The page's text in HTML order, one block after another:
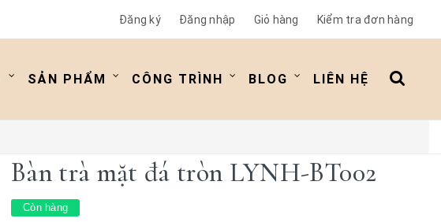
Đăng ký Đăng nhập Giỏ hàng Kiểm tra đơn hàng
SẢN PHẨM CÔNG TRÌNH BLOG LIÊN HỆ
Bàn trà mặt đá tròn LYNH-BT002
Còn hàng